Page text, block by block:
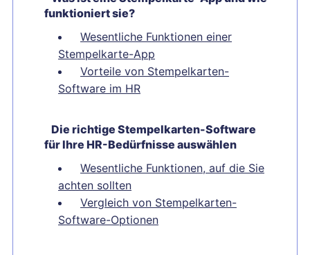
funktioniert sie?
Wesentliche Funktionen einer
Stempelkarte-App
Vorteile von Stempelkarten-
Software im HR
Die richtige Stempelkarten-Software
für Ihre HR-Bedürfnisse auswählen
Wesentliche Funktionen, auf die Sie
achten sollten
Vergleich von Stempelkarten-
Software-Optionen